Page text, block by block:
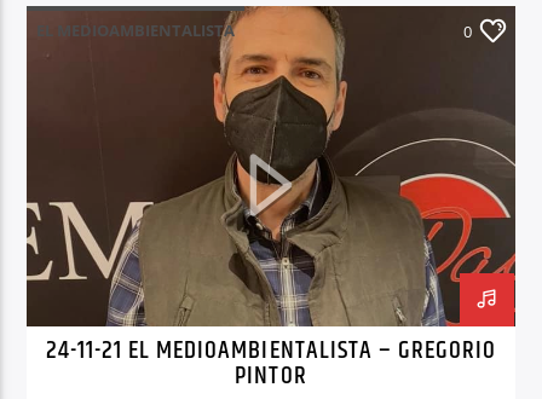
EL MEDIOAMBIENTALISTA 0
24-11-21 EL MEDIOAMBIENTALISTA – GREGORIO
PINTOR